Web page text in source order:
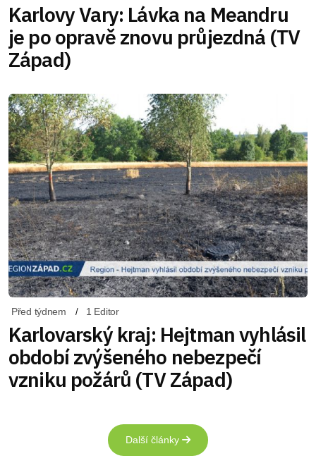
Karlovy Vary: Lávka na Meandru
je po opravě znovu průjezdná (TV
Západ)
Před týdnem 1 Editor
Karlovarský kraj: Hejtman vyhlásil
období zvýšeného nebezpečí
vzniku požárů (TV Západ)
Další články